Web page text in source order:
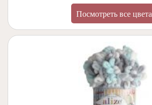
Посмотреть все цвета